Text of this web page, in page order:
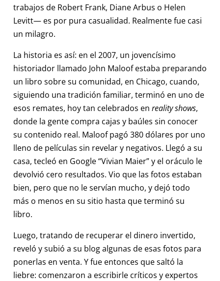
trabajos de Robert Frank, Diane Arbus o Helen
Levitt— es por pura casualidad. Realmente fue casi
un milagro.
La historia es así: en el 2007, un jovencísimo
historiador llamado John Maloof estaba preparando
un libro sobre su comunidad, en Chicago, cuando,
siguiendo una tradición familiar, terminó en uno de
esos remates, hoy tan celebrados en reality shows,
donde la gente compra cajas y baúles sin conocer
su contenido real. Maloof pagó 380 dólares por uno
lleno de películas sin revelar y negativos. Llegó a su
casa, tecleó en Google “Vivian Maier” y el oráculo le
devolvió cero resultados. Vio que las fotos estaban
bien, pero que no le servían mucho, y dejó todo
más o menos en su sitio hasta que terminó su
libro.
Luego, tratando de recuperar el dinero invertido,
reveló y subió a su blog algunas de esas fotos para
ponerlas en venta. Y fue entonces que saltó la
liebre: comenzaron a escribirle críticos y expertos